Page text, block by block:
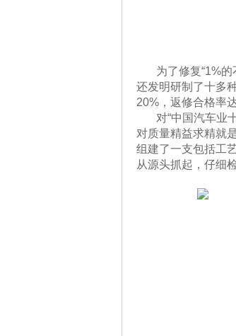
为了修复“1%
还发明研制了十多
20%，返修合格率
对“中国汽车业
对质量精益求精就
组建了一支包括工
从源头抓起，仔细